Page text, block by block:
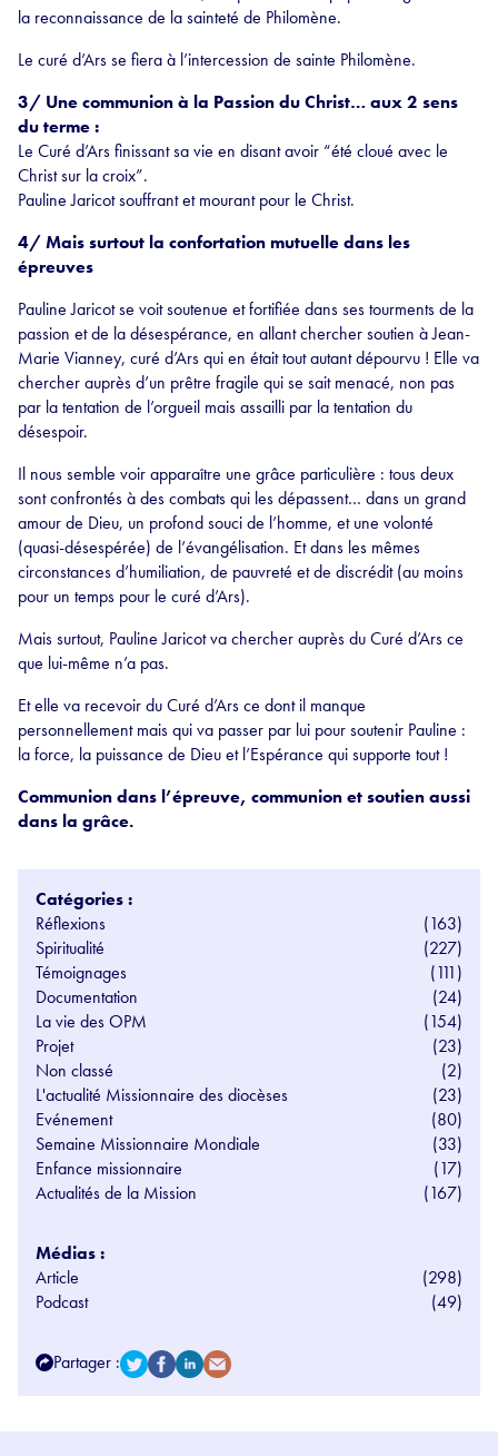
la reconnaissance de la sainteté de Philomène.
Le curé d’Ars se fiera à l’intercession de sainte Philomène.
3/ Une communion à la Passion du Christ… aux 2 sens
du terme :
Le Curé d’Ars finissant sa vie en disant avoir “été cloué avec le
Christ sur la croix”.
Pauline Jaricot souffrant et mourant pour le Christ.
4/ Mais surtout la confortation mutuelle dans les
épreuves
Pauline Jaricot se voit soutenue et fortifiée dans ses tourments de la
passion et de la désespérance, en allant chercher soutien à Jean-
Marie Vianney, curé d’Ars qui en était tout autant dépourvu ! Elle va
chercher auprès d’un prêtre fragile qui se sait menacé, non pas
par la tentation de l’orgueil mais assailli par la tentation du
désespoir.
Il nous semble voir apparaître une grâce particulière : tous deux
sont confrontés à des combats qui les dépassent… dans un grand
amour de Dieu, un profond souci de l’homme, et une volonté
(quasi-désespérée) de l’évangélisation. Et dans les mêmes
circonstances d’humiliation, de pauvreté et de discrédit (au moins
pour un temps pour le curé d’Ars).
Mais surtout, Pauline Jaricot va chercher auprès du Curé d’Ars ce
que lui-même n’a pas.
Et elle va recevoir du Curé d’Ars ce dont il manque
personnellement mais qui va passer par lui pour soutenir Pauline :
la force, la puissance de Dieu et l’Espérance qui supporte tout !
Communion dans l’épreuve, communion et soutien aussi
dans la grâce.
Catégories :
Réflexions
(163)
Spiritualité
(227)
Témoignages
(111)
Documentation
(24)
La vie des OPM
(154)
Projet
(23)
Non classé
(2)
L'actualité Missionnaire des diocèses
(23)
Evénement
(80)
Semaine Missionnaire Mondiale
(33)
Enfance missionnaire
(17)
Actualités de la Mission
(167)
Médias :
Article
(298)
Podcast
(49)
Partager :